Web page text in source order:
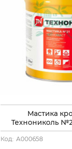
Мастика
Технониколь
Код: A000658